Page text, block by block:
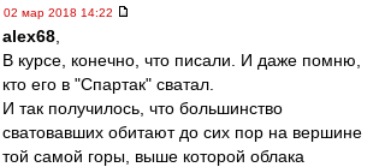
02 мар 2018 14:22
alex68
В курсе, конечно, что писали. И даже помню,
кто его в "Спартак" сватал.
И так получилось, что большинство
сватовавших обитают до сих пор на вершине
той самой горы, выше которой облака